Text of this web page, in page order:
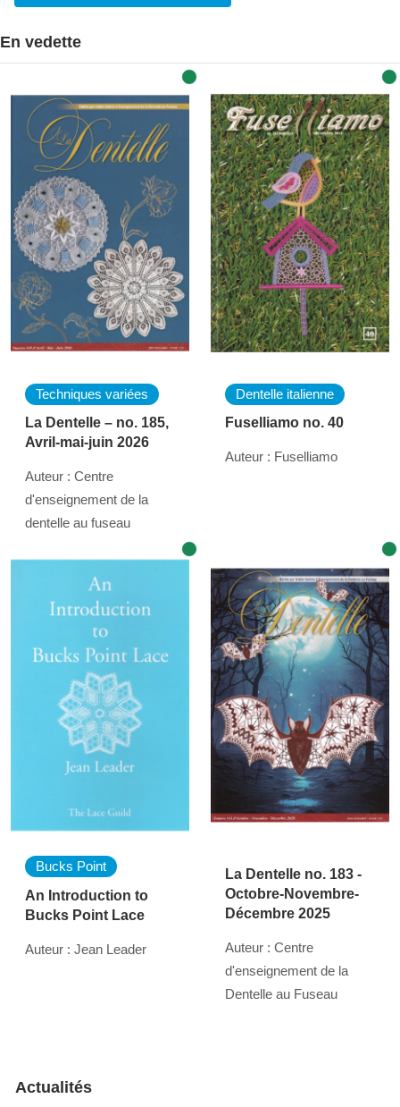
En vedette
Techniques variées
La Dentelle – no. 185,
Avril-mai-juin 2026
Auteur : Centre
d'enseignement de la
dentelle au fuseau
Dentelle italienne
Fuselliamo no. 40
Auteur : Fuselliamo
Bucks Point
An Introduction to
Bucks Point Lace
Auteur : Jean Leader
La Dentelle no. 183 -
Octobre-Novembre-
Décembre 2025
Auteur : Centre
d'enseignement de la
Dentelle au Fuseau
Actualités